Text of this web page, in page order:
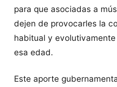
para que asociadas a
dejen de provocarles la
habitual y
esa edad.
Este aporte